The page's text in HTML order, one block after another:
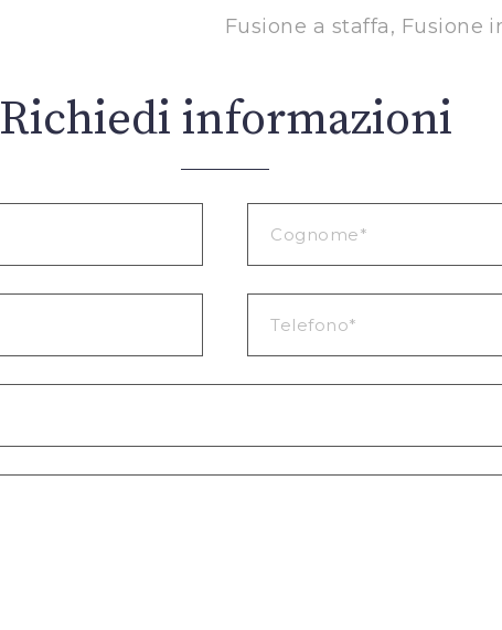
Fusione a staffa, Fusione
Richiedi informazioni